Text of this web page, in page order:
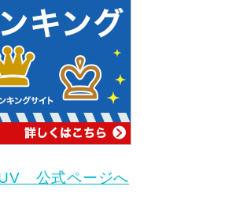
公式ページへ